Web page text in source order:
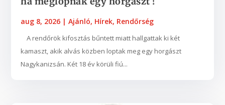
aug 8, 2026 |Ajánló, Hírek, Rendőrség
A rendőrök kifosztás bűntett miatt hallgattak ki két
kamaszt, akik alvás közben loptak meg egy horgászt
Nagykanizsán. Két 18 év körüli fiú...